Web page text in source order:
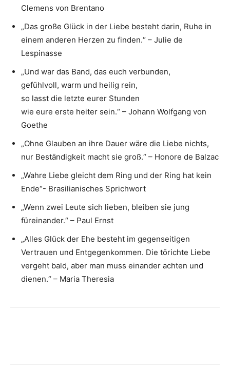
Clemens von Brentano
„Das große Glück in der Liebe besteht darin, Ruhe in
einem anderen Herzen zu finden.“ – Julie de
Lespinasse
„Und war das Band, das euch verbunden,
gefühlvoll, warm und heilig rein,
so lasst die letzte eurer Stunden
wie eure erste heiter sein.“ – Johann Wolfgang von
Goethe
„Ohne Glauben an ihre Dauer wäre die Liebe nichts,
nur Beständigkeit macht sie groß.“ – Honore de Balzac
„Wahre Liebe gleicht dem Ring und der Ring hat kein
Ende“- Brasilianisches Sprichwort
„Wenn zwei Leute sich lieben, bleiben sie jung
füreinander.“ – Paul Ernst
„Alles Glück der Ehe besteht im gegenseitigen
Vertrauen und Entgegenkommen. Die törichte Liebe
vergeht bald, aber man muss einander achten und
dienen.“ – Maria Theresia